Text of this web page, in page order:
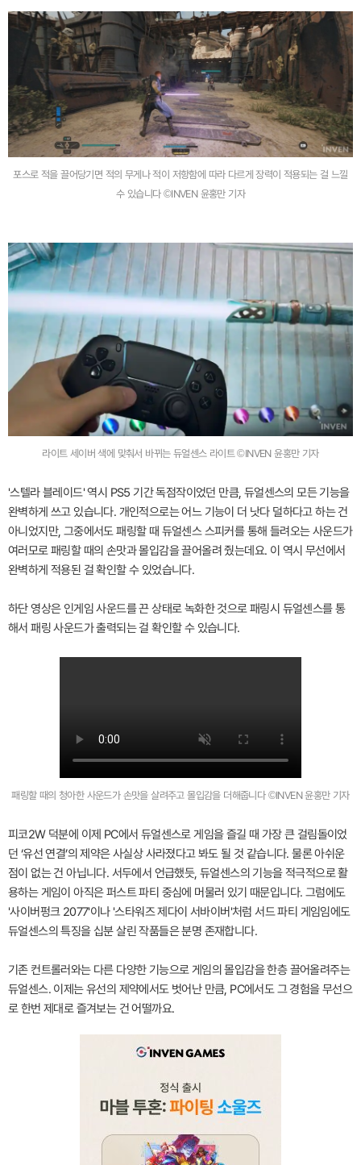
포스로 적을 끌어당기면 적의 무게나 적이 저항함에 따라 다르게 장력이 적용되는 걸 느낄
수 있습니다 ©INVEN 윤홍만 기자
라이트 세이버 색에 맞춰서 바뀌는 듀얼센스 라이트 ©INVEN 윤홍만 기자
'스텔라 블레이드' 역시 PS5 기간 독점작이었던 만큼, 듀얼센스의 모든 기능을
완벽하게 쓰고 있습니다. 개인적으로는 어느 기능이 더 낫다 덜하다고 하는 건
아니었지만, 그중에서도 패링할 때 듀얼센스 스피커를 통해 들려오는 사운드가
여러모로 패링할 때의 손맛과 몰입감을 끌어올려 줬는데요. 이 역시 무선에서
완벽하게 적용된 걸 확인할 수 있었습니다.
하단 영상은 인게임 사운드를 끈 상태로 녹화한 것으로 패링시 듀얼센스를 통
해서 패링 사운드가 출력되는 걸 확인할 수 있습니다.
패링할 때의 청아한 사운드가 손맛을 살려주고 몰입감을 더해줍니다 ©INVEN 윤홍만 기자
피코2W 덕분에 이제 PC에서 듀얼센스로 게임을 즐길 때 가장 큰 걸림돌이었
던 ‘유선 연결’의 제약은 사실상 사라졌다고 봐도 될 것 같습니다. 물론 아쉬운
점이 없는 건 아닙니다. 서두에서 언급했듯, 듀얼센스의 기능을 적극적으로 활
용하는 게임이 아직은 퍼스트 파티 중심에 머물러 있기 때문입니다. 그럼에도
'사이버펑크 2077'이나 '스타워즈 제다이 서바이버'처럼 서드 파티 게임임에도
듀얼센스의 특징을 십분 살린 작품들은 분명 존재합니다.
기존 컨트롤러와는 다른 다양한 기능으로 게임의 몰입감을 한층 끌어올려주는
듀얼센스. 이제는 유선의 제약에서도 벗어난 만큼, PC에서도 그 경험을 무선으
로 한번 제대로 즐겨보는 건 어떨까요.